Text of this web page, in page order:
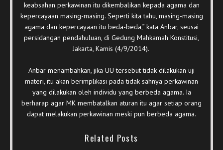
keabsahan perkawinan itu dikembalikan kepada agama dan
kepercayaan masing-masing. Seperti kita tahu, masing-masing
agama dan kepercayaan itu beda-beda,” kata Anbar, seusai
persidangan pendahuluan, di Gedung Mahkamah Konstitusi,
Jakarta, Kamis (4/9/2014).
Anbar menambahkan, jika UU tersebut tidak dilakukan uji
materi, itu akan berimplikasi pada tidak sahnya perkawinan
yang dilakukan oleh individu yang berbeda agama. Ia
berharap agar MK membatalkan aturan itu agar setiap orang
dapat melakukan perkawinan meski pun berbeda agama.
Related Posts